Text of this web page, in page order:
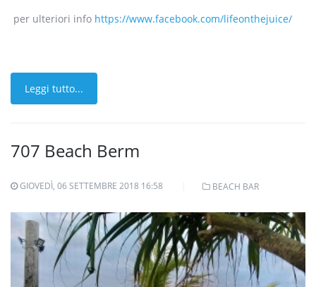
per ulteriori info https://www.facebook.com/lifeonthejuice/
Leggi tutto...
707 Beach Berm
GIOVEDÌ, 06 SETTEMBRE 2018 16:58 BEACH BAR